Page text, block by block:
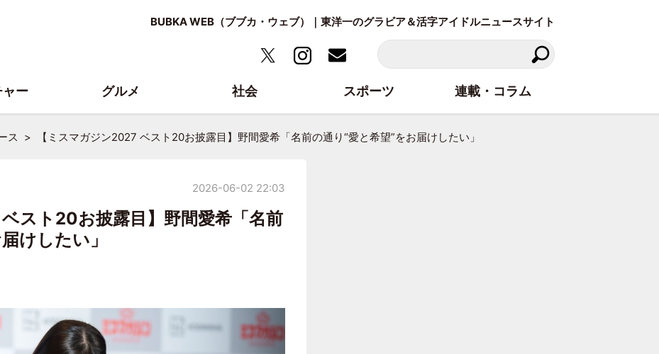
BUBKA WEB（ブブカ・ウェブ）｜東洋一のグラビア＆活字アイドルニュースサイト
ス 【ミスマガジン2027 ベスト20お披露目】野間愛希「名前の通り“愛と希望”をお届けしたい」
2026-06-02 22:03
スト20お披露目】野間愛希「名前
けしたい」
ャー グルメ 社会 スポーツ 連載・コラム